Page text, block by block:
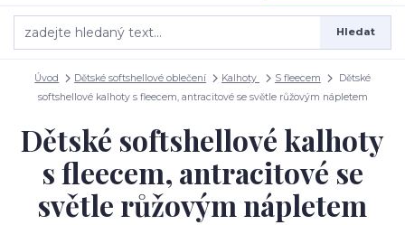
Hledat
Úvod Dětské softshellové oblečení Kalhoty S fleecem
Dětské
softshellové kalhoty s fleecem, antracitové se světle růžovým nápletem
Dětské softshellové kalhoty
s fleecem, antracitové se
světle růžovým nápletem